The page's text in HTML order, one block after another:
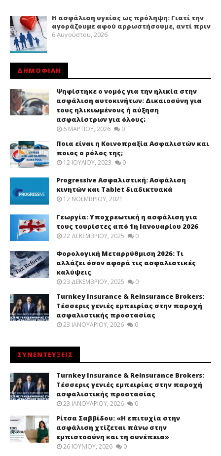
Η ασφάλιση υγείας ως πρόληψη: Γιατί την
αγοράζουμε αφού αρρωστήσουμε, αντί πριν
6 Αυγούστου, 2026
ΔΗΜΟΦΙΛΗ
Ψηφίστηκε ο νομός για την ηλικία στην
ασφάλιση αυτοκινήτων: Δικαιοσύνη για
τους ηλικιωμένους ή αύξηση
ασφαλίστρων για όλους;
6 ΜΑΡΤΊΟΥ, 2026 0
Ποια είναι η Κοινοπραξία Ασφαλιστών και
ποιος ο ρόλος της;
12 ΙΟΥΛΊΟΥ, 2023 0
Progressive Ασφαλιστική: Ασφάλιση
κινητών και Tablet διαδικτυακά
12 ΝΟΕΜΒΡΊΟΥ, 2021
Γεωργία: Υποχρεωτική η ασφάλιση για
τους τουρίστες από 1η Ιανουαρίου 2026
22 ΔΕΚΕΜΒΡΊΟΥ, 2025 0
Φορολογική Μεταρρύθμιση 2026: Τι
αλλάζει όσον αφορά τις ασφαλιστικές
καλύψεις
23 ΔΕΚΕΜΒΡΊΟΥ, 2025 0
Turnkey Insurance & Reinsurance Brokers:
Τέσσερις γενιές εμπειρίας στην παροχή
ασφαλιστικής προστασίας
23 ΙΑΝΟΥΑΡΊΟΥ, 2026 0
ΣΥΝΕΝΤΕΥΞΕΙΣ
Turnkey Insurance & Reinsurance Brokers:
Τέσσερις γενιές εμπειρίας στην παροχή
ασφαλιστικής προστασίας
23 ΙΑΝΟΥΑΡΊΟΥ, 2026 0
Ρίτσα Σαββίδου: «Η επιτυχία στην
ασφάλιση χτίζεται πάνω στην
εμπιστοσύνη και τη συνέπεια»
26 ΙΟΥΝΊΟΥ, 2026 0